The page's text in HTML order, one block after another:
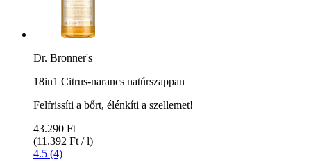
Dr. Bronner's
18in1 Citrus-narancs natúrszappan
Felfrissíti a bőrt, élénkíti a szellemet!
43.290 Ft
(11.392 Ft / l)
4.5 (4)